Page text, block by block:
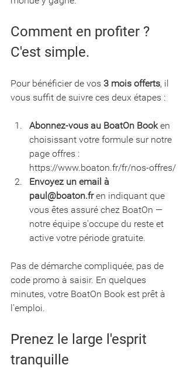
Comment en profiter ?
C'est simple.
Pour bénéficier de vos 3 mois offerts, il
vous suffit de suivre ces deux étapes :
Abonnez-vous au BoatOn Book en
choisissant votre formule sur notre
page offres :
https://www.boaton.fr/fr/nos-offres/
Envoyez un email à
paul@boaton.fr en indiquant que
vous êtes assuré chez BoatOn —
notre équipe s'occupe du reste et
active votre période gratuite.
Pas de démarche compliquée, pas de
code promo à saisir. En quelques
minutes, votre BoatOn Book est prêt à
l'emploi.
Prenez le large l'esprit
tranquille